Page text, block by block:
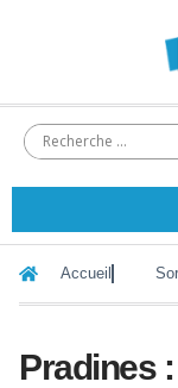
Accueil
Pradines